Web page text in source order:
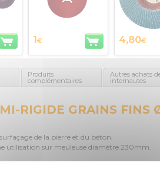
1€ 4,80€
Produits
complémentaires
Autres achats
internautes
RIGIDE GRAINS FINS
de la pierre et du béton.
utilisation sur meuleuse diamètre 230mm.